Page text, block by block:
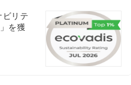
ビリテ
を獲